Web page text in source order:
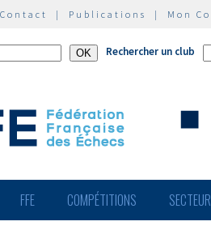
Contact | Publications | Mon
Rechercher un club
FFE COMPÉTITIONS